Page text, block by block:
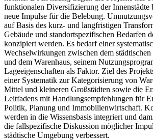
funktionalen Diversifizierung der Innenstädte
neue Impulse für die Belebung.
auf Basis des kurz- und langfristigen
Gebäude und standortspezifischen Bedarfen
konzipiert werden. Es bedarf einer
Wechselwirkungen zwischen dem
und dem Warenhaus, seinem
Lageeigenschaften als Faktor. Ziel des
einer Systematik zur Kategorisierung von
Mittel und kleineren Großstädten sowie die
Leitfadens mit Handlungsempfehlungen für
Politik, Planung und Immobilienwirtschaft.
werden in die Wissensbasis integriert und
die fallspezifische Diskussion möglicher
städtische Umgebung verbessert.